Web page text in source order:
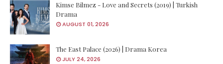
Kimse Bilmez - Love and Secrets (2019) | Turkish
Drama
AUGUST 01, 2026
The East Palace (2026) | Drama Korea
JULY 24, 2026